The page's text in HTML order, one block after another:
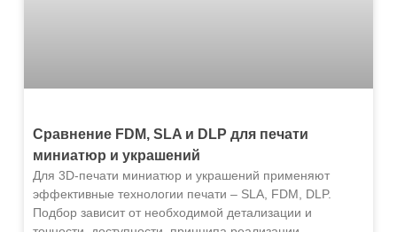
Сравнение FDM, SLA и DLP для печати
миниатюр и украшений
Для 3D-печати миниатюр и украшений применяют
эффективные технологии печати – SLA, FDM, DLP.
Подбор зависит от необходимой детализации и